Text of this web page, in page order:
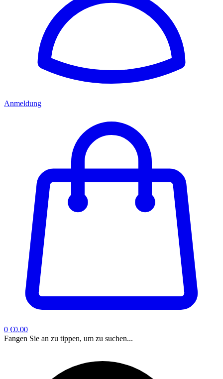
Anmeldung
0 €0.00
Fangen Sie an zu tippen, um zu suchen...